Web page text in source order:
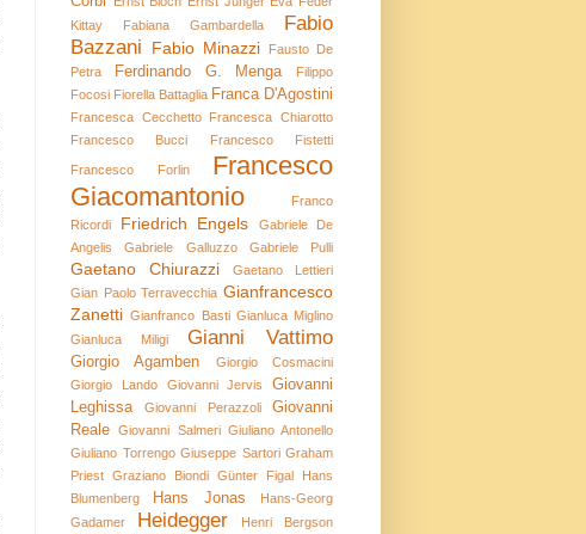
Kittay
Fabiana Gambardella
Fabio
Bazzani
Fabio Minazzi
Fausto De
Petra
Ferdinando G. Menga
Filippo
Focosi Fiorella Battaglia Franca D'Agostini
Francesca Cecchetto
Francesca Chiarotto
Francesco Bucci
Francesco Fistetti
Francesco Forlin
Francesco
Giacomantonio
Franco
Ricordi
Friedrich Engels
Gabriele De
Angelis
Gabriele Galluzzo Gabriele Pulli
Gaetano Chiurazzi
Gaetano Lettieri
Gian Paolo Terravecchia Gianfrancesco
Zanetti Gianfranco Basti Gianluca Miglino
Gianluca Miligi
Gianni Vattimo
Giorgio Agamben
Giorgio Cosmacini
Giorgio Lando
Giovanni Jervis
Giovanni
Leghissa
Giovanni Perazzoli
Giovanni
Reale
Giovanni Salmeri Giuliano Antonello
Giuliano Torrengo Giuseppe Sartori Graham
Priest Graziano Biondi Günter Figal
Hans
Blumenberg
Hans Jonas
Hans-Georg
Gadamer
Heidegger Henri Bergson